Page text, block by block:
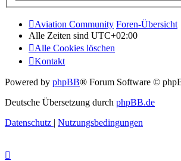
Aviation Community Foren-Übersicht
Alle Zeiten sind UTC+02:00
Alle Cookies löschen
Kontakt
Powered by phpBB® Forum Software ©
Deutsche Übersetzung durch phpBB.de
Datenschutz | Nutzungsbedingungen